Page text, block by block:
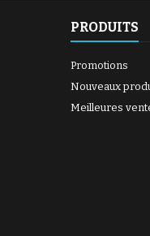
PRODUITS
Promotions
Nouveaux
Meilleures